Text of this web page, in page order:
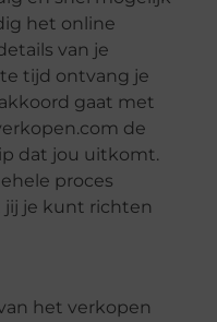
het online
van je
tijd ontvang je
gaat met
de
dat jou uitkomt.
proces
jij je kunt richten
het verkopen